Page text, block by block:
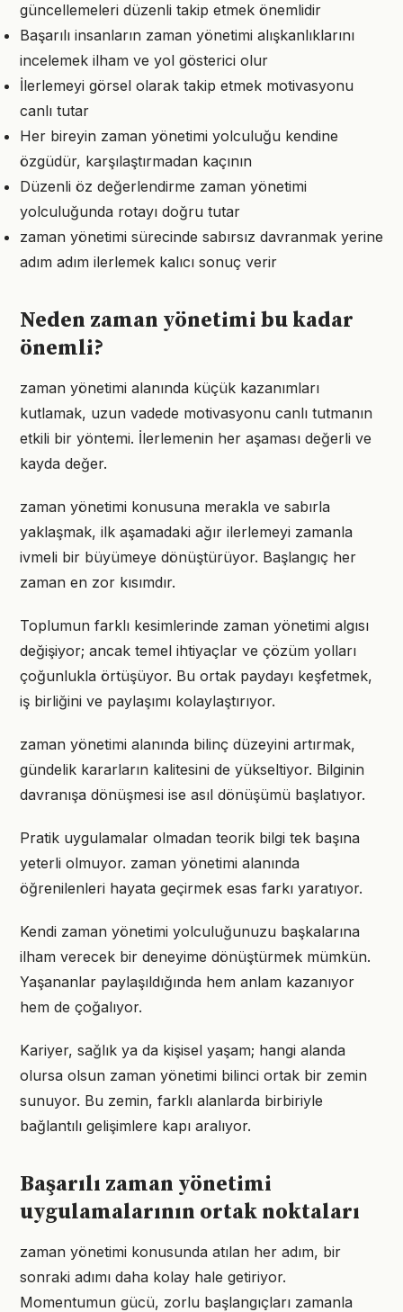
güncellemeleri düzenli takip etmek önemlidir
Başarılı insanların zaman yönetimi alışkanlıklarını
incelemek ilham ve yol gösterici olur
İlerlemeyi görsel olarak takip etmek motivasyonu
canlı tutar
Her bireyin zaman yönetimi yolculuğu kendine
özgüdür, karşılaştırmadan kaçının
Düzenli öz değerlendirme zaman yönetimi
yolculuğunda rotayı doğru tutar
zaman yönetimi sürecinde sabırsız davranmak yerine
adım adım ilerlemek kalıcı sonuç verir
Neden zaman yönetimi bu kadar
önemli?
zaman yönetimi alanında küçük kazanımları
kutlamak, uzun vadede motivasyonu canlı tutmanın
etkili bir yöntemi. İlerlemenin her aşaması değerli ve
kayda değer.
zaman yönetimi konusuna merakla ve sabırla
yaklaşmak, ilk aşamadaki ağır ilerlemeyi zamanla
ivmeli bir büyümeye dönüştürüyor. Başlangıç her
zaman en zor kısımdır.
Toplumun farklı kesimlerinde zaman yönetimi algısı
değişiyor; ancak temel ihtiyaçlar ve çözüm yolları
çoğunlukla örtüşüyor. Bu ortak paydayı keşfetmek,
iş birliğini ve paylaşımı kolaylaştırıyor.
zaman yönetimi alanında bilinç düzeyini artırmak,
gündelik kararların kalitesini de yükseltiyor. Bilginin
davranışa dönüşmesi ise asıl dönüşümü başlatıyor.
Pratik uygulamalar olmadan teorik bilgi tek başına
yeterli olmuyor. zaman yönetimi alanında
öğrenilenleri hayata geçirmek esas farkı yaratıyor.
Kendi zaman yönetimi yolculuğunuzu başkalarına
ilham verecek bir deneyime dönüştürmek mümkün.
Yaşananlar paylaşıldığında hem anlam kazanıyor
hem de çoğalıyor.
Kariyer, sağlık ya da kişisel yaşam; hangi alanda
olursa olsun zaman yönetimi bilinci ortak bir zemin
sunuyor. Bu zemin, farklı alanlarda birbiriyle
bağlantılı gelişimlere kapı aralıyor.
Başarılı zaman yönetimi
uygulamalarının ortak noktaları
zaman yönetimi konusunda atılan her adım, bir
sonraki adımı daha kolay hale getiriyor.
Momentumun gücü, zorlu başlangıçları zamanla